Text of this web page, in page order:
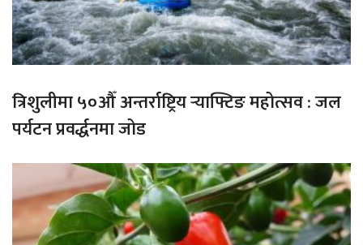
त्रिशुलीमा ५०औँ अन्तर्राष्ट्रिय र्‍याफ्टिङ महोत्सव : जल
पर्यटन प्रवर्द्धनमा जोड